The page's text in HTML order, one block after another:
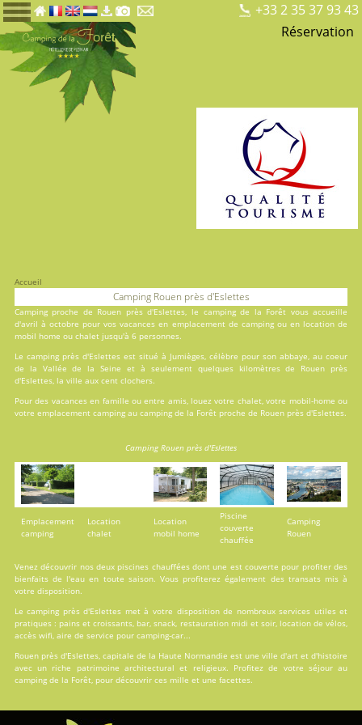
+33 2 35 37 93 43
Réservation
Accueil
Camping Rouen près d'Eslettes
Camping proche de Rouen près d'Eslettes, le camping de la Forêt vous accueille
d'avril à octobre pour vos vacances en emplacement de campingou en location de
mobil home ou chalet jusqu'à 6 personnes.
Le camping près d'Eslettes est situé à Jumièges, célèbre pour son abbaye, au coeur
de la Vallée de la Seine et à seulement quelques kilomètres de Rouen près
d'Eslettes, la ville aux cent clochers.
Pour des vacances en famille ou entre amis, louez votre chalet, votre mobil-home ou
votre emplacement camping au camping de la Forêt proche de Rouen près d'Eslettes.
Camping Rouen près d'Eslettes
Emplacement
camping
Location
chalet
Location
mobil home
Piscine
couverte
chauffée
Camping
Rouen
Venez découvrir nos deux piscines chauffées dont une est couverte pour profiter des
bienfaits de l'eau en toute saison. Vous profiterez également des transats mis à
votre disposition.
Le camping près d'Eslettes met à votre disposition de nombreux services utiles et
pratiques : pains et croissants, bar, snack, restauration midi et soir, location de vélos,
accès wifi, aire de service pour camping-car...
Rouen près d'Eslettes, capitale de la Haute Normandie est une ville d'art et d'histoire
avec un riche patrimoine architectural et religieux. Profitez de votre séjour au
camping de la Forêt, pour découvrir ces mille et une facettes.